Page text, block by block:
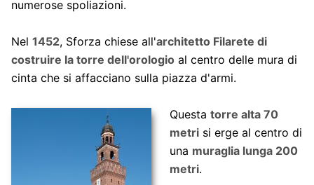
numerose spoliazioni.
Nel 1452, Sforza chiese all'architetto Filarete di
costruire la torre dell'orologioal centro delle mura di
cinta che si affacciano sulla piazza d'armi.
Questa torre alta 70
metrisi erge al centro di
una muraglia lunga 200
metri.